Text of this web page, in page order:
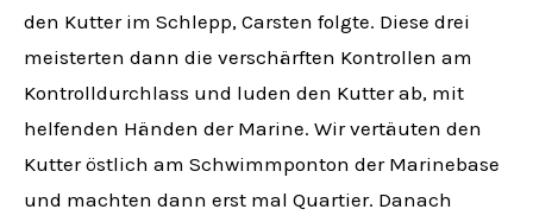
den Kutter im Schlepp, Carsten folgte. Diese drei
meisterten dann die verschärften Kontrollen am
Kontrolldurchlass und luden den Kutter ab, mit
helfenden Händen der Marine. Wir vertäuten den
Kutter östlich am Schwimmponton der Marinebase
und machten dann erst mal Quartier. Danach